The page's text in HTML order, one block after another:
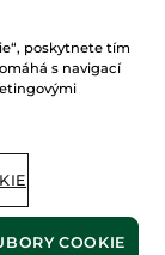
poskytnete tím
s navigací
COOKIE